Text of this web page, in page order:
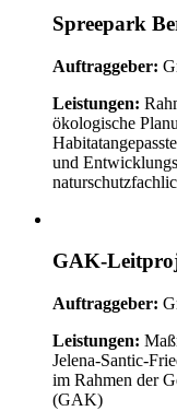
Spreepark
Auftraggeber:
Leistungen:
ökologische
und
GAK-
Auftraggeber:
Leistungen:
Jelena-Santic-
im Rahmen der
(GAK)